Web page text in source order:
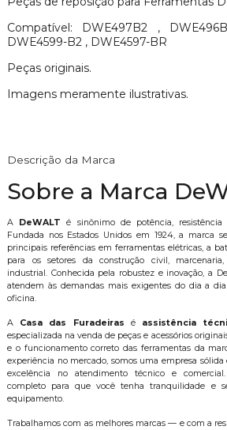
Compatível: DWE497B2 ,
DWE4599-B2 , DWE4597-BR
Peças originais.
Imagens meramente ilustrativas.
Descrição da Marca
Sobre a Marca
A DeWALT é sinônimo de potência, resistência
Fundada nos Estados Unidos em 1924, a marca
principais referências em ferramentas elétricas, a
para os setores da construção civil,
industrial. Conhecida pela robustez e inovação, a
atendem às demandas mais exigentes do dia a
oficina.
A Casa das Furadeiras é assistência
especializada na venda de peças e acessórios
e o funcionamento correto das ferramentas da
experiência no mercado, somos uma empresa
excelência no atendimento técnico e
completo para que você tenha tranquilidade e
equipamento.
Trabalhamos com as melhores marcas — e com a